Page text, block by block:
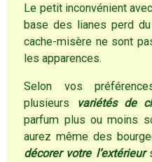
Le petit inconvénient
base des lianes perd
cache-misère ne sont
les apparences.
Selon vos
plusieurs
variétés de
parfum plus ou moins
aurez même des
décorer votre l’extérieur